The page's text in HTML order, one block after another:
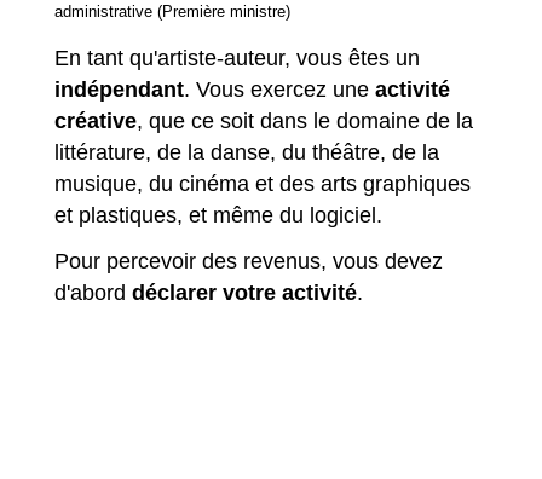
administrative (Première ministre)
En tant qu'artiste-auteur, vous êtes un
indépendant. Vous exercez une activité
créative, que ce soit dans le domaine de la
littérature, de la danse, du théâtre, de la
musique, du cinéma et des arts graphiques
et plastiques, et même du logiciel.
Pour percevoir des revenus, vous devez
d'abord déclarer votre activité.